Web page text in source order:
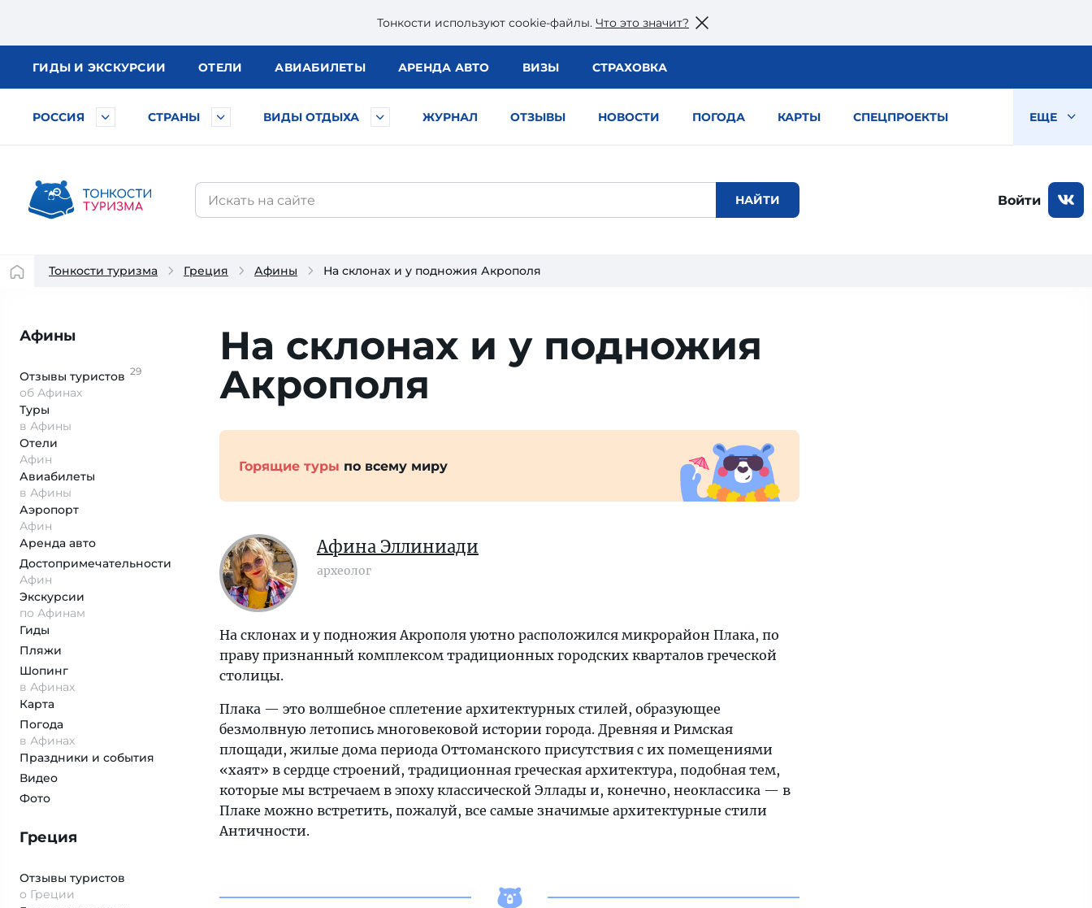
Тонкости используют сookie-файлы. Что это значит?
ГИДЫ И ЭКСКУРСИИ ОТЕЛИ АВИАБИЛЕТЫ АРЕНДА АВТО ВИЗЫ СТРАХОВКА
РОССИЯ СТРАНЫ ВИДЫ ОТДЫХА ЖУРНАЛ ОТЗЫВЫ НОВОСТИ ПОГОДА КАРТЫ СПЕЦПРОЕКТЫ ЕЩЕ
Войти
Тонкости туризма Греция Афины На склонах и у подножия Акрополя
Афины
Отзывы туристов 29
об Афинах
Туры
в Афины
Отели
Афин
Авиабилеты
в Афины
Аэропорт
Афин
Аренда авто
Достопримеча­тельности
Афин
Экскурсии
по Афинам
Гиды
Пляжи
Шопинг
в Афинах
Карта
Погода
в Афинах
Праздники и события
Видео
Фото
Греция
Отзывы туристов
о Греции
На склонах и у подножия
Акрополя
Горящие туры по всему миру
Афина Эллиниади
археолог
На склонах и у подножия Акрополя уютно расположился микрорайон Плака, по
праву признанный комплексом традиционных городских кварталов греческой
столицы.
Плака — это волшебное сплетение архитектурных стилей, образующее
безмолвную летопись многовековой истории города. Древняя и Римская
площади, жилые дома периода Оттоманского присутствия с их помещениями
«хаят» в сердце строений, традиционная греческая архитектура, подобная тем,
которые мы встречаем в эпоху классической Эллады и, конечно, неоклассика — в
Плаке можно встретить, пожалуй, все самые значимые архитектурные стили
Античности.